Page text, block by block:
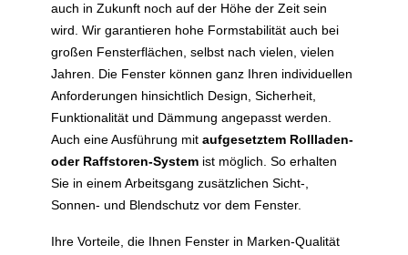
auch in Zukunft noch auf der Höhe der Zeit sein
wird. Wir garantieren hohe Formstabilität auch bei
großen Fensterflächen, selbst nach vielen, vielen
Jahren. Die Fenster können ganz Ihren individuellen
Anforderungen hinsichtlich Design, Sicherheit,
Funktionalität und Dämmung angepasst werden.
Auch eine Ausführung mit aufgesetztem Rollladen-
oder Raffstoren-System ist möglich. So erhalten
Sie in einem Arbeitsgang zusätzlichen Sicht-,
Sonnen- und Blendschutz vor dem Fenster.
Ihre Vorteile, die Ihnen Fenster in Marken-Qualität